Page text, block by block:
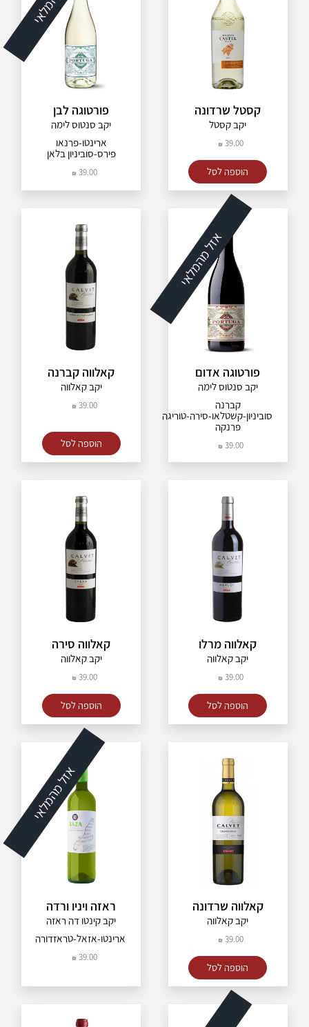
קסטל שרדונה
יקב קסטל
39.00
הוספה לסל
פורטוגה לבן
יקב סנטוס לימה
ארינטו-פרנאו
פירס-סוביניון בלאן
39.00
אזל מהמלאי
פורטוגה אדום
יקב סנטוס לימה
קברנה
סוביניון-קשטלאו-סירה-טוריגה
פרנקה
39.00
קאלווה קברנה
יקב קאלווה
39.00
הוספה לסל
קאלווה מרלו
יקב קאלווה
39.00
הוספה לסל
קאלווה סירה
יקב קאלווה
39.00
הוספה לסל
קאלווה שרדונה
יקב קאלווה
39.00
הוספה לסל
אזל מהמלאי
ראזה ויניו ורדה
יקב קינטו דה ראזה
ארינטו-אזאל-טראזדורה
39.00